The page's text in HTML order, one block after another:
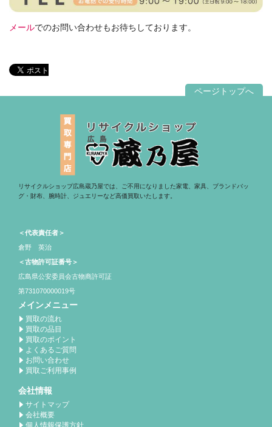
メールでのお問い合わせもお待ちしております。
ページトップへ
リサイクルショップ広島蔵乃屋では、ご不用になりました家電、家具、ブランドバッ
グ・財布、腕時計、ジュエリーなど高価買取いたします。
＜代表責任者＞
倉野 英治
＜古物許可証番号＞
広島県公安委員会古物商許可証
第731070000019号
メインメニュー
買取の流れ
買取の品目
買取のポイント
よくあるご質問
お問い合わせ
買取ご利用事例
会社情報
サイトマップ
会社概要